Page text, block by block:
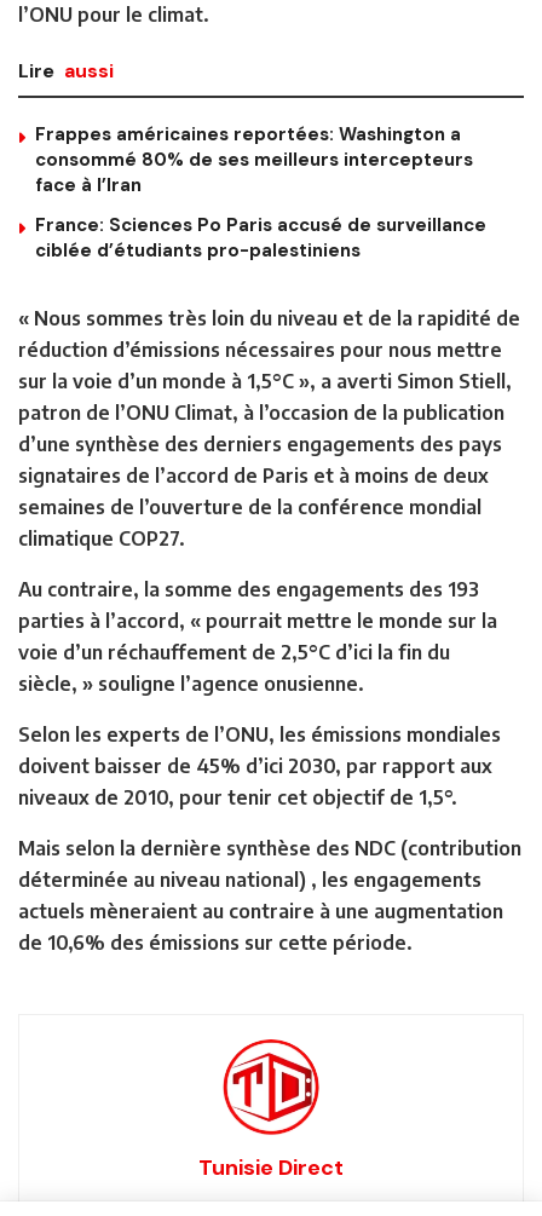
l’ONU pour le climat.
Lire aussi
Frappes américaines reportées: Washington a
consommé 80% de ses meilleurs intercepteurs
face à l’Iran
France: Sciences Po Paris accusé de surveillance
ciblée d’étudiants pro-palestiniens
« Nous sommes très loin du niveau et de la rapidité de
réduction d’émissions nécessaires pour nous mettre
sur la voie d’un monde à 1,5°C », a averti Simon Stiell,
patron de l’ONU Climat, à l’occasion de la publication
d’une synthèse des derniers engagements des pays
signataires de l’accord de Paris et à moins de deux
semaines de l’ouverture de la conférence mondial
climatique COP27.
Au contraire, la somme des engagements des 193
parties à l’accord, « pourrait mettre le monde sur la
voie d’un réchauffement de 2,5°C d’ici la fin du
siècle, » souligne l’agence onusienne.
Selon les experts de l’ONU, les émissions mondiales
doivent baisser de 45% d’ici 2030, par rapport aux
niveaux de 2010, pour tenir cet objectif de 1,5°.
Mais selon la dernière synthèse des NDC (contribution
déterminée au niveau national) , les engagements
actuels mèneraient au contraire à une augmentation
de 10,6% des émissions sur cette période.
Tunisie Direct